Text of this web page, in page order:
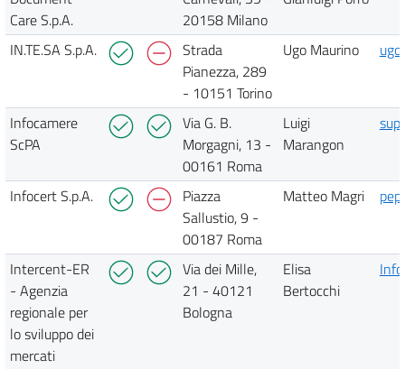
Care S.p.A.
20158 Milano
IN.TE.SA S.p.A.
Strada
Pianezza, 289
- 10151 Torino
Ugo Maurino
Infocamere
ScPA
Via G. B.
Morgagni, 13 -
00161 Roma
Luigi
Marangon
Infocert S.p.A.
Piazza
Sallustio, 9 -
00187 Roma
Matteo Magri
Intercent-ER
- Agenzia
regionale per
lo sviluppo dei
mercati
Via dei Mille,
21 - 40121
Bologna
Elisa
Bertocchi